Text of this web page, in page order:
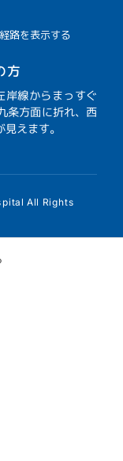
路を表示する
方
岸線からまっすぐ
条方面に折れ、西
えます。
All Rights